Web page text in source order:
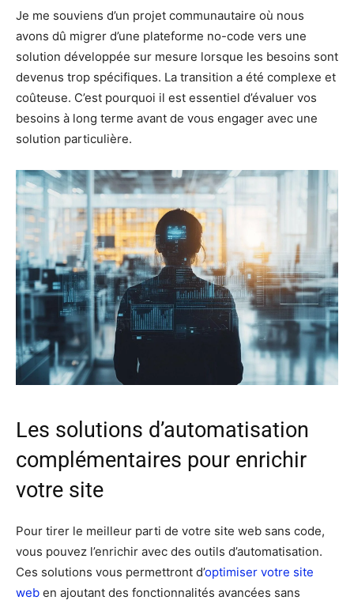
Je me souviens d’un projet communautaire où nous
avons dû migrer d’une plateforme no-code vers une
solution développée sur mesure lorsque les besoins sont
devenus trop spécifiques. La transition a été complexe et
coûteuse. C’est pourquoi il est essentiel d’évaluer vos
besoins à long terme avant de vous engager avec une
solution particulière.
Les solutions d’automatisation
complémentaires pour enrichir
votre site
Pour tirer le meilleur parti de votre site web sans code,
vous pouvez l’enrichir avec des outils d’automatisation.
Ces solutions vous permettront d’optimiser votre site
web en ajoutant des fonctionnalités avancées sans